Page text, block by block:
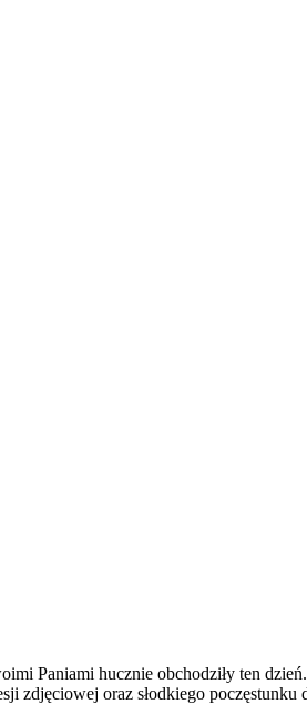
Paniami hucznie obchodziły ten
oraz słodkiego